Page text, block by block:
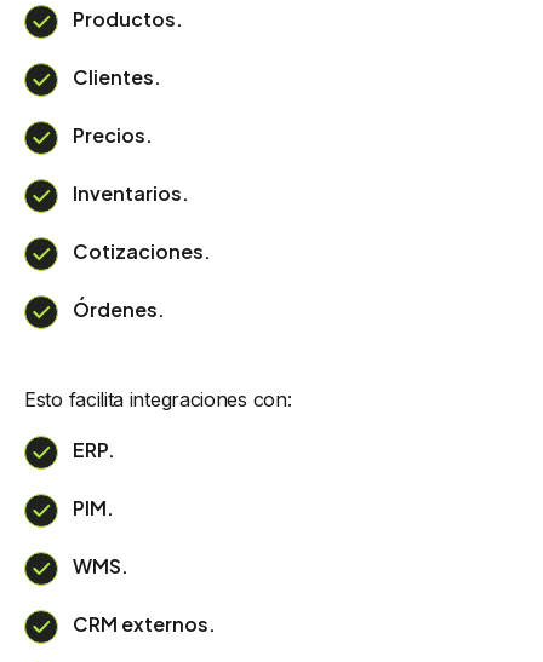
Productos.
Clientes.
Precios.
Inventarios.
Cotizaciones.
Órdenes.
Esto facilita integraciones con:
ERP.
PIM.
WMS.
CRM externos.